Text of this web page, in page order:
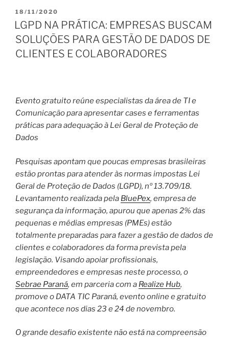
PUBLICADO
EM
18/11/2020
LGPD NA PRÁTICA: EMPRESAS BUSCAM
SOLUÇÕES PARA GESTÃO DE DADOS DE
CLIENTES E COLABORADORES
Evento gratuito reúne especialistas da área de TI e
Comunicação para apresentar cases e ferramentas
práticas para adequação à Lei Geral de Proteção de
Dados
Pesquisas apontam que poucas empresas brasileiras
estão prontas para atender às normas impostas Lei
Geral de Proteção de Dados (LGPD), nº 13.709/18.
Levantamento realizada pela BluePex, empresa de
segurança da informação, apurou que apenas 2% das
pequenas e médias empresas (PMEs) estão
totalmente preparadas para fazer a gestão de dados de
clientes e colaboradores da forma prevista pela
legislação. Visando apoiar profissionais,
empreendedores e empresas neste processo, o
Sebrae Paraná, em parceria com a Realize Hub,
promove o DATA TIC Paraná, evento online e gratuito
que acontece nos dias 23 e 24 de novembro.
O grande desafio existente não está na compreensão